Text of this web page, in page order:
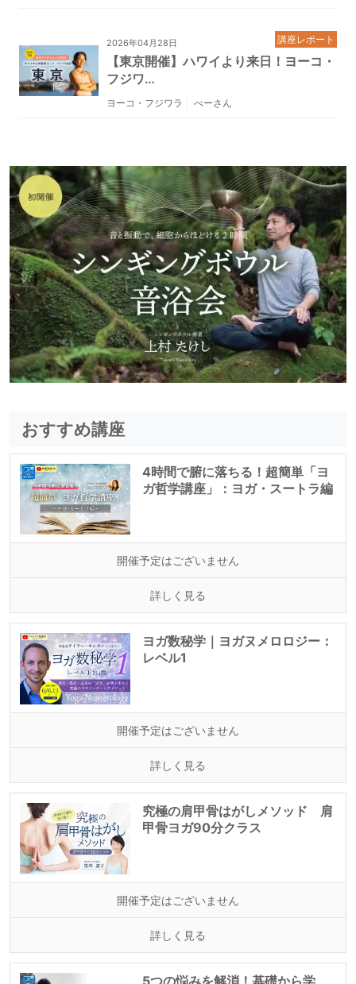
2026年04月28日
【東京開催】ハワイより来日！ヨーコ・
フジワ…
ヨーコ・フジワラ べーさん
講座レポート
おすすめ講座
4時間で腑に落ちる！超簡単「ヨ
ガ哲学講座」：ヨガ・スートラ編
開催予定はございません
詳しく見る
ヨガ数秘学｜ヨガヌメロロジー：
レベル1
開催予定はございません
詳しく見る
究極の肩甲骨はがしメソッド 肩
甲骨ヨガ90分クラス
開催予定はございません
詳しく見る
5つの悩みを解消！基礎から学